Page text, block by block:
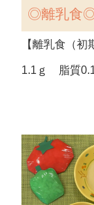
◎離乳食
【離乳食（
1.1ｇ 脂質